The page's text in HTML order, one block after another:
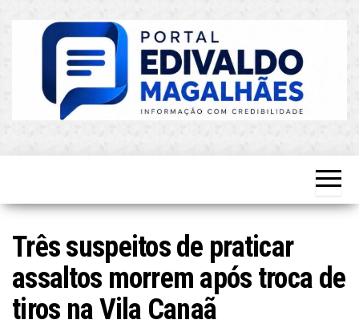
Atualizado!
Três suspeitos de praticar
assaltos morrem após troca de
tiros na Vila Canaã